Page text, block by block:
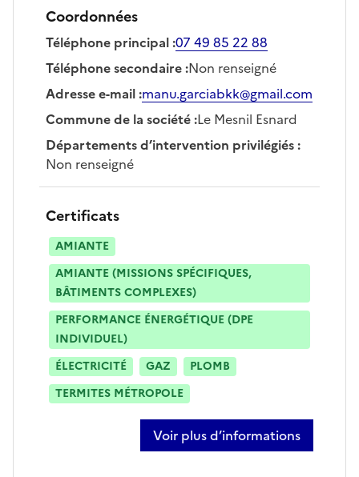
Coordonnées
Téléphone principal:07 49 85 22 88
Téléphone secondaire:Non renseigné
Adresse e-mail:manu.garciabkk@gmail.com
Commune de la société:Le Mesnil Esnard
Départements d’intervention privilégiés:
Non renseigné
Certificats
AMIANTE
AMIANTE (MISSIONS SPÉCIFIQUES,
BÂTIMENTS COMPLEXES)
PERFORMANCE ÉNERGÉTIQUE (DPE
INDIVIDUEL)
ÉLECTRICITÉ
GAZ
PLOMB
TERMITES MÉTROPOLE
Voir plus d’informations
sur emmanuel dupey